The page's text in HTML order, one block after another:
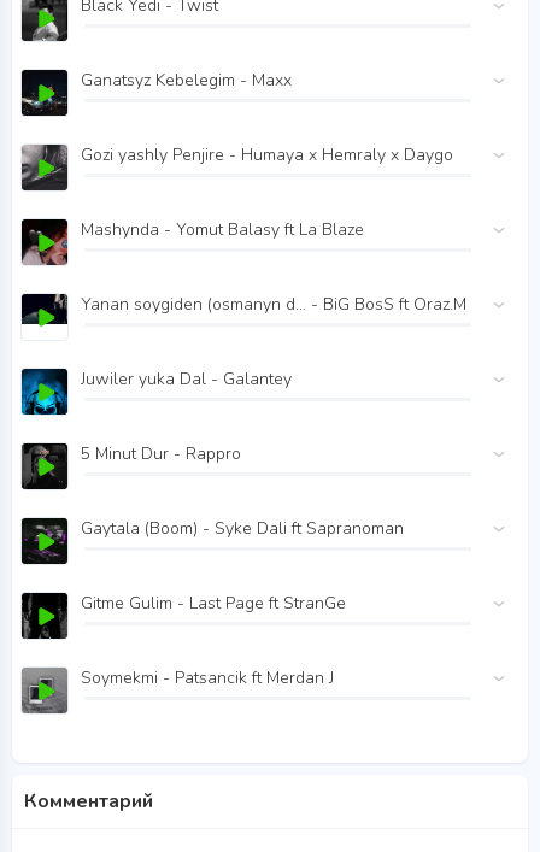
Black Yedi - Twist
Ganatsyz Kebelegim - Maxx
Gozi yashly Penjire - Humaya x Hemraly x Daygo
Mashynda - Yomut Balasy ft La Blaze
Yanan soygiden (osmanyn d... - BiG BosS ft Oraz.M
Juwiler yuka Dal - Galantey
5 Minut Dur - Rappro
Gaytala (Boom) - Syke Dali ft Sapranoman
Gitme Gulim - Last Page ft StranGe
Soymekmi - Patsancik ft Merdan J
Комментарий